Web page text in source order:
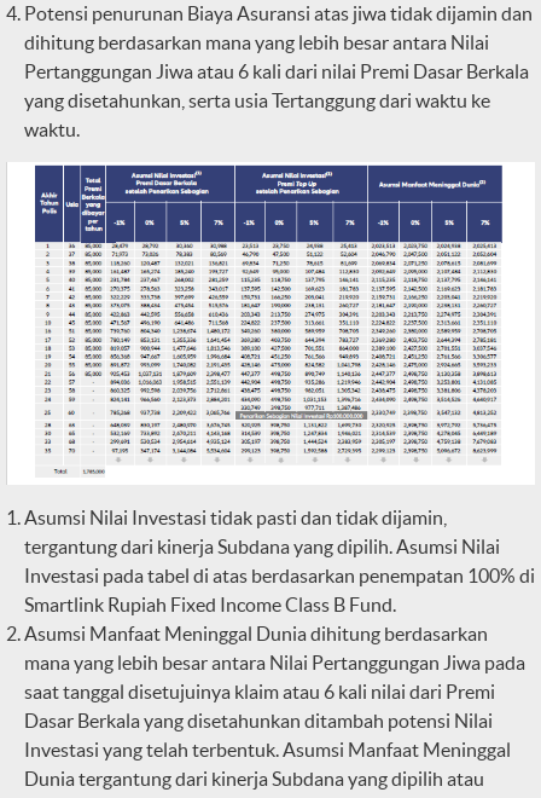
Potensi penurunan Biaya Asuransi atas jiwa tidak dijamin dan
dihitung berdasarkan mana yang lebih besar antara Nilai
Pertanggungan Jiwa atau 6 kali dari nilai Premi Dasar Berkala
yang disetahunkan, serta usia Tertanggung dari waktu ke
waktu.
Asumsi Nilai Investasi tidak pasti dan tidak dijamin,
tergantung dari kinerja Subdana yang dipilih. Asumsi Nilai
Investasi pada tabel di atas berdasarkan penempatan 100% di
Smartlink Rupiah Fixed Income Class B Fund.
Asumsi Manfaat Meninggal Dunia dihitung berdasarkan
mana yang lebih besar antara Nilai Pertanggungan Jiwa pada
saat tanggal disetujuinya klaim atau 6 kali nilai dari Premi
Dasar Berkala yang disetahunkan ditambah potensi Nilai
Investasi yang telah terbentuk. Asumsi Manfaat Meninggal
Dunia tergantung dari kinerja Subdana yang dipilih atau